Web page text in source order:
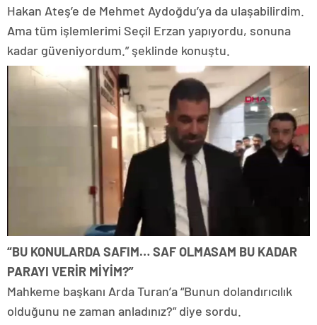
Hakan Ateş’e de Mehmet Aydoğdu’ya da ulaşabilirdim.
Ama tüm işlemlerimi Seçil Erzan yapıyordu, sonuna
kadar güveniyordum.” şeklinde konuştu.
“BU KONULARDA SAFIM… SAF OLMASAM BU KADAR
PARAYI VERİR MİYİM?”
Mahkeme başkanı Arda Turan’a “Bunun dolandırıcılık
olduğunu ne zaman anladınız?” diye sordu.